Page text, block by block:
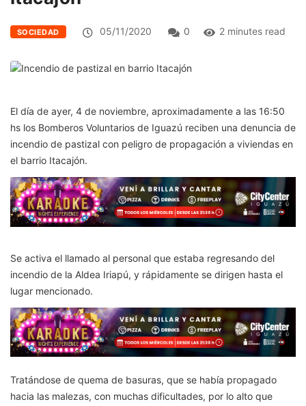
SOCIEDAD 05/11/2020 0 2 minutes read
El día de ayer, 4 de noviembre, aproximadamente a las 16:50
hs los Bomberos Voluntarios de Iguazú reciben una denuncia de
incendio de pastizal con peligro de propagación a viviendas en
el barrio Itacajón.
Se activa el llamado al personal que estaba regresando del
incendio de la Aldea Iriapú, y rápidamente se dirigen hasta el
lugar mencionado.
Tratándose de quema de basuras, que se había propagado
hacia las malezas, con muchas dificultades, por lo alto que